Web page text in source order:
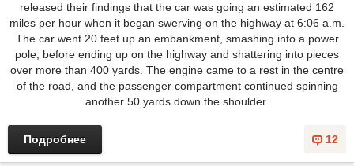
released their findings that the car was going an estimated 162
miles per hour when it began swerving on the highway at 6:06 a.m.
The car went 20 feet up an embankment, smashing into a power
pole, before ending up on the highway and shattering into pieces
over more than 400 yards. The engine came to a rest in the centre
of the road, and the passenger compartment continued spinning
another 50 yards down the shoulder.
12
Подробнее